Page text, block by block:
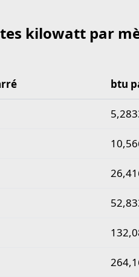
kilowatt par
par mètre carré en btu
btu